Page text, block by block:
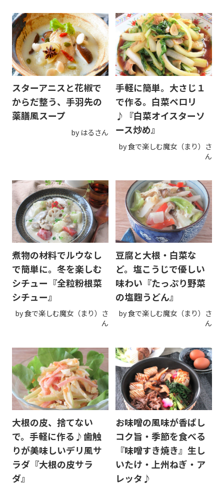
スターアニスと花椒で
からだ整う、手羽先の
薬膳風スープ
by はるさん
手軽に簡単。大さじ１
で作る。白菜ペロリ
♪『白菜オイスターソ
ース炒め』
by 食で楽しむ魔女（まり）さ
ん
煮物の材料でルウなし
で簡単に。冬を楽しむ
シチュー『全粒粉根菜
シチュー』
by 食で楽しむ魔女（まり）さ
ん
豆腐と大根・白菜な
ど。塩こうじで優しい
味わい『たっぷり野菜
の塩麴うどん』
by 食で楽しむ魔女（まり）さ
ん
大根の皮、捨てない
で。手軽に作る♪歯触
りが美味しいデリ風サ
ラダ『大根の皮サラ
ダ』
お味噌の風味が香ばし
コク旨・季節を食べる
『味噌すき焼き』生し
いたけ・上州ねぎ・ア
レッタ♪